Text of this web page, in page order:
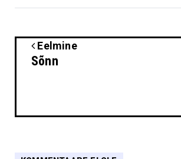
Eelmine
Sõnn